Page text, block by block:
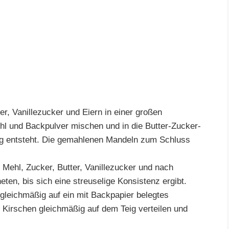
Vanillezucker und Eiern in einer großen
und Backpulver mischen und in die Butter-Zucker-
entsteht. Die gemahlenen Mandeln zum Schluss
Zucker, Butter, Vanillezucker und nach
bis sich eine streuselige Konsistenz ergibt.
auf ein mit Backpapier belegtes
gleichmäßig auf dem Teig verteilen und